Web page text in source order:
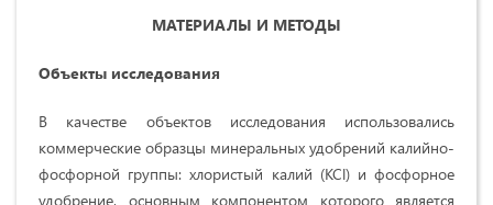
МАТЕРИАЛЫ И МЕТОДЫ
Объекты исследования
В качестве объектов исследования использовались
коммерческие образцы минеральных удобрений калийно-
фосфорной группы: хлористый калий (KCl) и фосфорное
удобрение, основным компонентом которого является